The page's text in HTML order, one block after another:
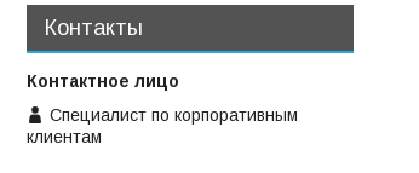
Контакты
Специалист по корпоративным
клиентам